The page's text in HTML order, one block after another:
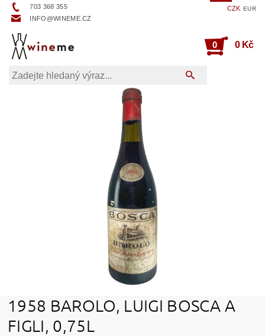
703 368 355
INFO@WINEME.CZ
CZK EUR
0 0 Kč
1958 BAROLO, LUIGI BOSCA A
FIGLI, 0,75L